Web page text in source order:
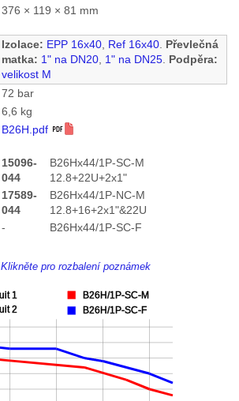
376 × 119 × 81 mm
Izolace: EPP 16x40, Ref 16x40. Převlečná
matka: 1" na DN20, 1" na DN25. Podpěra:
velikost M
72 bar
6,6 kg
B26H.pdf
15096-
044
B26Hx44/1P-SC-M
12.8+22U+2x1"
17589-
044
B26Hx44/1P-NC-M
12.8+16+2x1"&22U
-
B26Hx44/1P-SC-F
Klikněte pro rozbalení poznámek